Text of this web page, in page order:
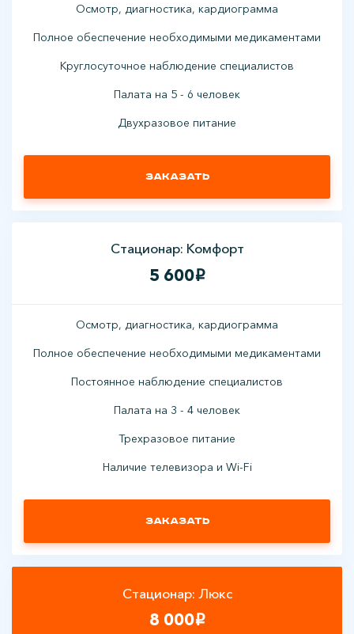
Осмотр, диагностика, кардиограмма
Полное обеспечение необходимыми медикаментами
Круглосуточное наблюдение специалистов
Палата на 5 - 6 человек
Двухразовое питание
Заказать
Стационар: Комфорт
5 600i
Осмотр, диагностика, кардиограмма
Полное обеспечение необходимыми медикаментами
Постоянное наблюдение специалистов
Палата на 3 - 4 человек
Трехразовое питание
Наличие телевизора и Wi-Fi
Заказать
Стационар: Люкс
8 000i